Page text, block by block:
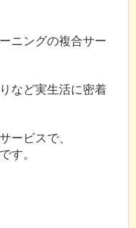
ニングの複合サー
など実生活に密着
ービスで、
す。